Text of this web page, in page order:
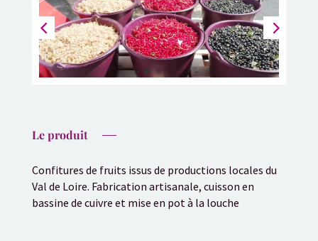
Le produit
Confitures de fruits issus de productions locales du
Val de Loire. Fabrication artisanale, cuisson en
bassine de cuivre et mise en pot à la louche